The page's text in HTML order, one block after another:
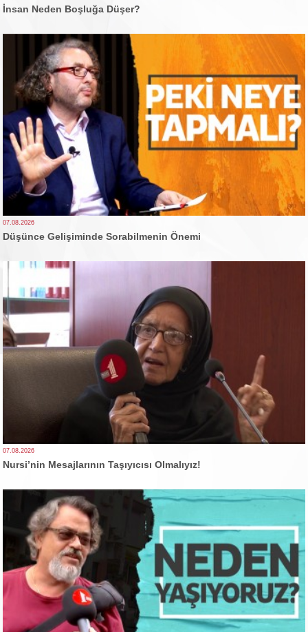
İnsan Neden Boşluğa Düşer?
07.08.2026
Düşünce Gelişiminde Sorabilmenin Önemi
07.08.2026
Nursi’nin Mesajlarının Taşıyıcısı Olmalıyız!